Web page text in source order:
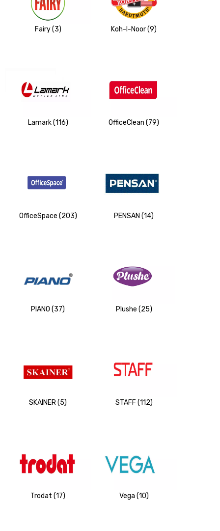
Fairy (3) Koh-I-Noor (9)
Lamark (116) OfficeClean (79)
OfficeSpace (203) PENSAN (14)
PIANO (37) Plushe (25)
SKAINER (5) STAFF (112)
Trodat (17) Vega (10)